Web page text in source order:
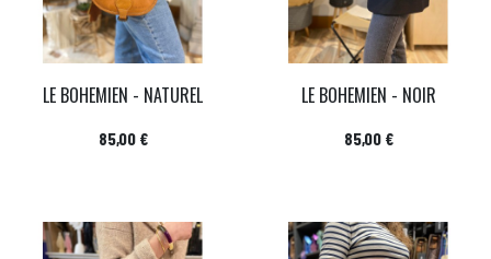
LE BOHEMIEN - NATUREL
Prix
85,00 €
LE BOHEMIEN - NOIR
Prix
85,00 €